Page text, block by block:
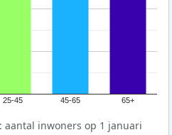
25-45 45-65 65+
inwoners op 1 januari